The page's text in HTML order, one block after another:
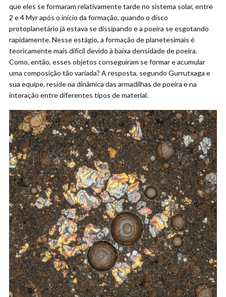
que eles se formaram relativamente tarde no sistema solar, entre
2 e 4 Myr após o início da formação, quando o disco
protoplanetário já estava se dissipando e a poeira se esgotando
rapidamente. Nesse estágio, a formação de planetesimais é
teoricamente mais difícil devido à baixa densidade de poeira.
Como, então, esses objetos conseguiram se formar e acumular
uma composição tão variada? A resposta, segundo Gurrutxaga e
sua equipe, reside na dinâmica das armadilhas de poeira e na
interação entre diferentes tipos de material.